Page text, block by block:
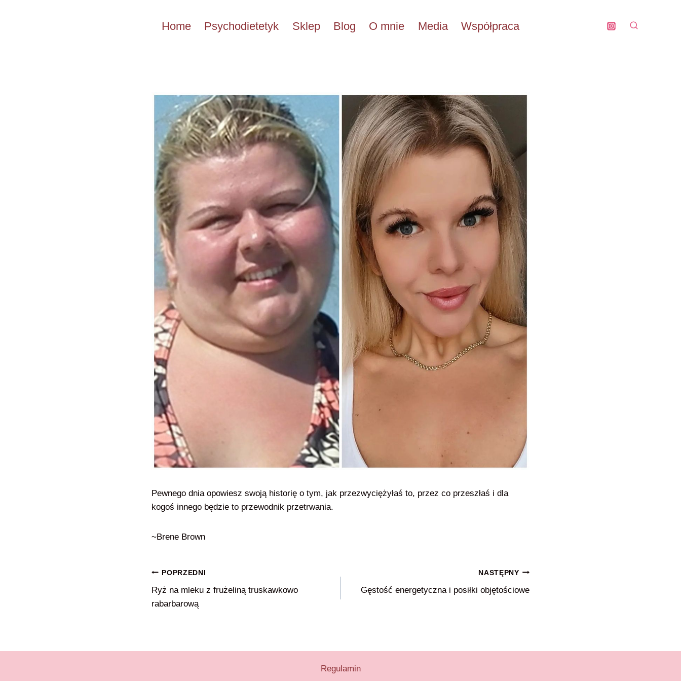
Home Psychodietetyk Sklep Blog O mnie Media Współpraca
Pewnego dnia opowiesz swoją historię o tym, jak przezwyciężyłaś to, przez co przeszłaś i dla
kogoś innego będzie to przewodnik przetrwania.
~Brene Brown
Nawigacja
wpisu
POPRZEDNI
Ryż na mleku z frużeliną truskawkowo
rabarbarową
NASTĘPNY
Gęstość energetyczna i posiłki objętościowe
Regulamin